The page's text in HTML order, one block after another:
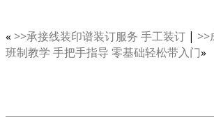
« >>承接线装印谱装订服务 手工装订 | >>
班制教学 手把手指导 零基础轻松带入门»